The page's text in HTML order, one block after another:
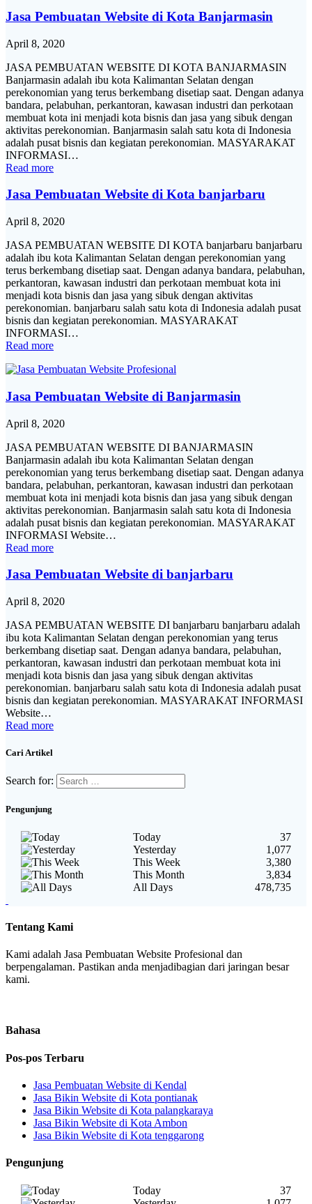
Jasa Pembuatan Website di Kota Banjarmasin
April 8, 2020
JASA PEMBUATAN WEBSITE DI KOTA BANJARMASIN
Banjarmasin adalah ibu kota Kalimantan Selatan dengan
perekonomian yang terus berkembang disetiap saat. Dengan adanya
bandara, pelabuhan, perkantoran, kawasan industri dan perkotaan
membuat kota ini menjadi kota bisnis dan jasa yang sibuk dengan
aktivitas perekonomian. Banjarmasin salah satu kota di Indonesia
adalah pusat bisnis dan kegiatan perekonomian. MASYARAKAT
INFORMASI…
Read more
Jasa Pembuatan Website di Kota banjarbaru
April 8, 2020
JASA PEMBUATAN WEBSITE DI KOTA banjarbaru banjarbaru
adalah ibu kota Kalimantan Selatan dengan perekonomian yang
terus berkembang disetiap saat. Dengan adanya bandara, pelabuhan,
perkantoran, kawasan industri dan perkotaan membuat kota ini
menjadi kota bisnis dan jasa yang sibuk dengan aktivitas
perekonomian. banjarbaru salah satu kota di Indonesia adalah pusat
bisnis dan kegiatan perekonomian. MASYARAKAT
INFORMASI…
Read more
Jasa Pembuatan Website di Banjarmasin
April 8, 2020
JASA PEMBUATAN WEBSITE DI BANJARMASIN
Banjarmasin adalah ibu kota Kalimantan Selatan dengan
perekonomian yang terus berkembang disetiap saat. Dengan adanya
bandara, pelabuhan, perkantoran, kawasan industri dan perkotaan
membuat kota ini menjadi kota bisnis dan jasa yang sibuk dengan
aktivitas perekonomian. Banjarmasin salah satu kota di Indonesia
adalah pusat bisnis dan kegiatan perekonomian. MASYARAKAT
INFORMASI Website…
Read more
Jasa Pembuatan Website di banjarbaru
April 8, 2020
JASA PEMBUATAN WEBSITE DI banjarbaru banjarbaru adalah
ibu kota Kalimantan Selatan dengan perekonomian yang terus
berkembang disetiap saat. Dengan adanya bandara, pelabuhan,
perkantoran, kawasan industri dan perkotaan membuat kota ini
menjadi kota bisnis dan jasa yang sibuk dengan aktivitas
perekonomian. banjarbaru salah satu kota di Indonesia adalah pusat
bisnis dan kegiatan perekonomian. MASYARAKAT INFORMASI
Website…
Read more
Cari Artikel
Search for:
Pengunjung
Today
37
Yesterday
1,077
This Week
3,380
This Month
3,834
All Days
478,735
Tentang Kami
Kami adalah Jasa Pembuatan Website Profesional dan
berpengalaman. Pastikan anda menjadibagian dari jaringan besar
kami.
Bahasa
Pos-pos Terbaru
Jasa Pembuatan Website di Kendal
Jasa Bikin Website di Kota pontianak
Jasa Bikin Website di Kota palangkaraya
Jasa Bikin Website di Kota Ambon
Jasa Bikin Website di Kota tenggarong
Pengunjung
Today
37